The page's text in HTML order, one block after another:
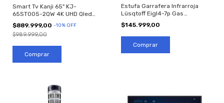
Smart Tv Kanji 65" KJ-
65ST005-2QW 4K UHD Qled
WhaleOS Android
$889.999,00 -10% OFF
$989.999,00
Estufa Garrafera Infrarroja
Lüsqtoff Eigl4-7p Gas
Envasado
$145.999,00